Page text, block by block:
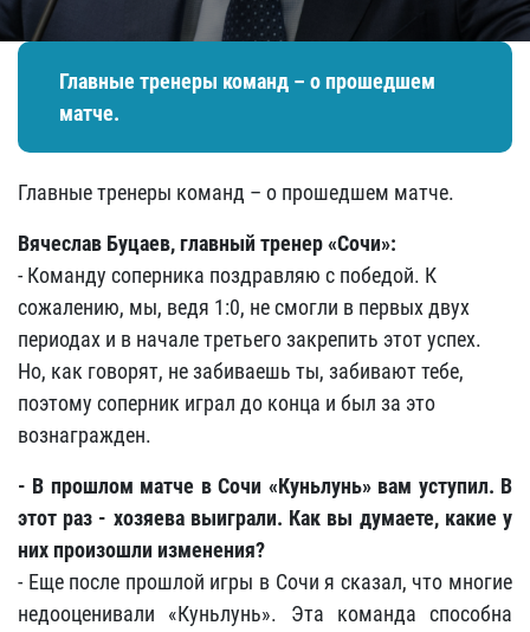
Главные тренеры команд – о прошедшем
матче.
Главные тренеры команд – о прошедшем матче.
Вячеслав Буцаев, главный тренер «Сочи»:
- Команду соперника поздравляю с победой. К
сожалению, мы, ведя 1:0, не смогли в первых двух
периодах и в начале третьего закрепить этот успех.
Но, как говорят, не забиваешь ты, забивают тебе,
поэтому соперник играл до конца и был за это
вознагражден.
- В прошлом матче в Сочи «Куньлунь»вам уступил. В
этот раз - хозяева выиграли. Как вы думаете, какие у
них произошли изменения?
- Еще после прошлой игры в Сочи я сказал, что многие
недооценивали «Куньлунь». Эта команда способна